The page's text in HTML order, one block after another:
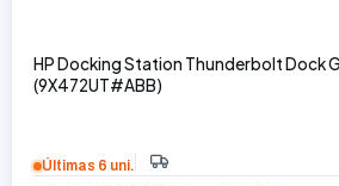
HP Docking Station Thunderbolt Dock
(9X472UT#ABB)
Últimas 6 uni.